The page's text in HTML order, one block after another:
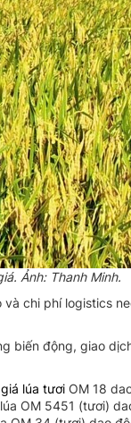
Ảnh: Thanh Minh.
chi phí logistics
biến động, giao
giá lúa tươi OM 18
OM 5451 (tươi)